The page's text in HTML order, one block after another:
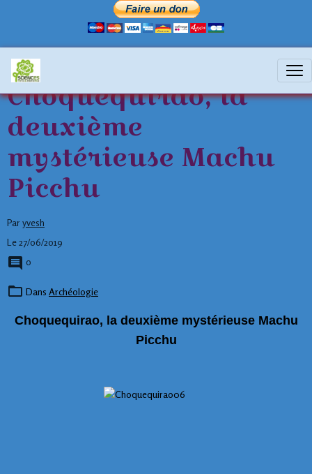
Choquequirao, la
deuxième
mystérieuse Machu
Picchu
Par yvesh
Le 27/06/2019
0
Dans Archéologie
Choquequirao, la deuxième mystérieuse Machu
Picchu